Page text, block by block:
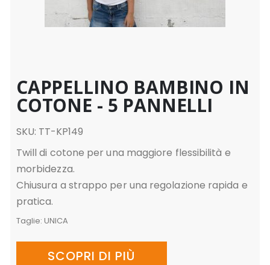
CAPPELLINO BAMBINO IN
COTONE - 5 PANNELLI
SKU: TT-KP149
Twill di cotone per una maggiore flessibilità e
morbidezza.
Chiusura a strappo per una regolazione rapida e
pratica.
Taglie: UNICA
SCOPRI DI PIÙ